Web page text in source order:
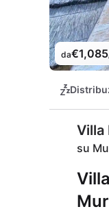
da€1,085
Villa
su